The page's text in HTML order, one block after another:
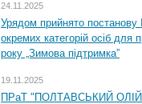
24.11.2025
Урядом прийнято постанову
окремих категорій осіб для
року „Зимова підтримка”
19.11.2025
ПРаТ "ПОЛТАВСЬКИЙ